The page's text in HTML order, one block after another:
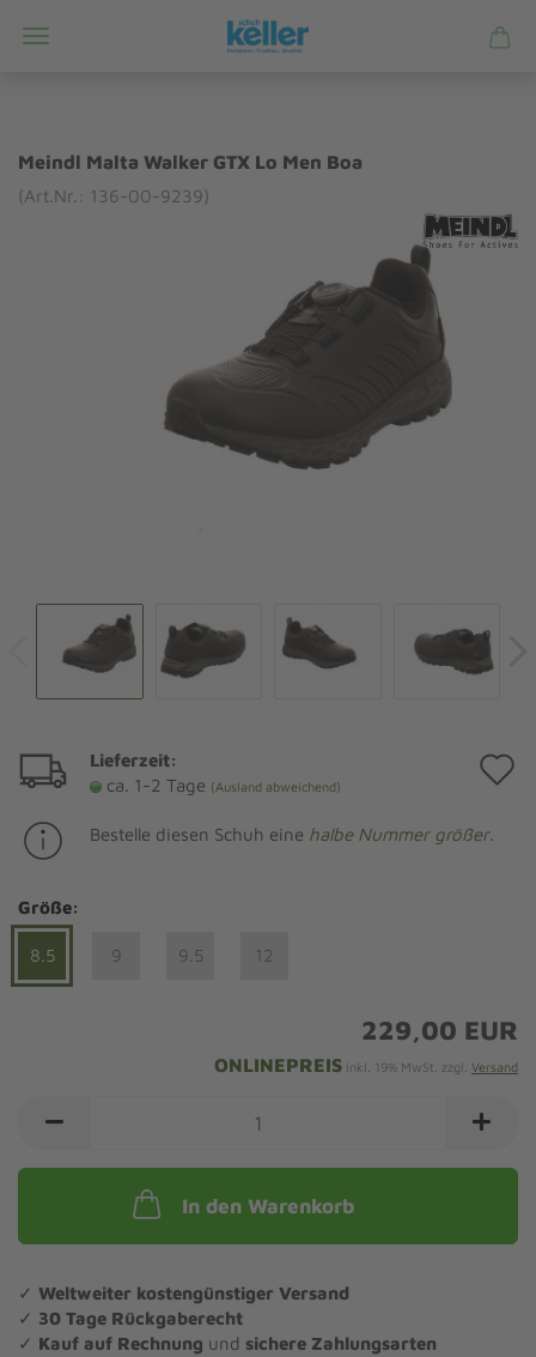
Meindl Malta Walker GTX Lo Men Boa
(Art.Nr.: 136-00-9239)
Lieferzeit:
ca. 1-2 Tage (Ausland abweichend)
Bestelle diesen Schuh eine halbe Nummer größer.
Größe:
8.5 9 9.5 12
229,00 EUR
ONLINEPREIS inkl. 19% MwSt. zzgl. Versand
In den Warenkorb
✓ Weltweiter kostengünstiger Versand
✓ 30 Tage Rückgaberecht
✓ Kauf auf Rechnung und sichere Zahlungsarten